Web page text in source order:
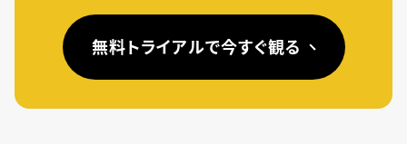
無料トライアルで今すぐ観る